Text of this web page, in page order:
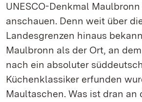
UNESCO-Denkmal Maulbronn
anschauen. Denn weit über
Landesgrenzen hinaus
Maulbronn als der Ort, an
nach ein absoluter
Küchenklassiker erfunden
Maultaschen. Was ist dran an